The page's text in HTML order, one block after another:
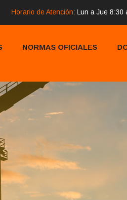
Horario de Atención: Lun a Jue 8:30
NORMAS OFICIALES